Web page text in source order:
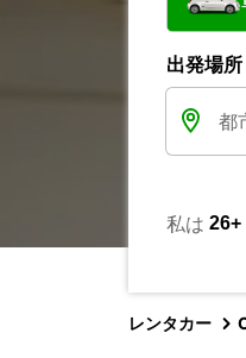
出発場
私は
レンタカー